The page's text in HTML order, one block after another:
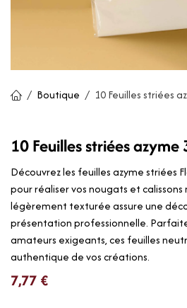
Boutique 10 Feuilles striées
10 Feuilles striées
Découvrez les feuilles azyme striées
pour réaliser vos nougats et calissons
légèrement texturée assure une
présentation professionnelle.
amateurs exigeants, ces feuilles
authentique de vos créations.
7,77 €